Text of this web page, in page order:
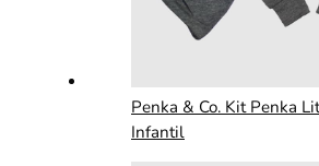
Penka & Co. Kit Penka
Infantil